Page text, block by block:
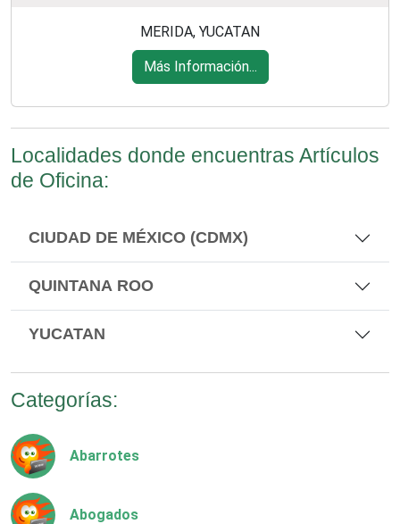
MERIDA, YUCATAN
Más Información...
Localidades donde encuentras Artículos
de Oficina:
CIUDAD DE MÉXICO (CDMX)
QUINTANA ROO
YUCATAN
Categorías:
Abarrotes
Abogados